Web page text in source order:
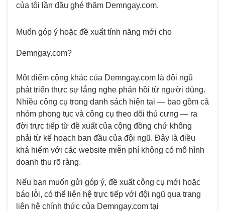
của tôi lần đầu ghé thăm Demngay.com.
Muốn góp ý hoặc đề xuất tính năng mới cho
Demngay.com?
Một điểm cộng khác của Demngay.com là đội ngũ
phát triển thực sự lắng nghe phản hồi từ người dùng.
Nhiều công cụ trong danh sách hiện tại — bao gồm cả
nhóm phong tục và công cụ theo dõi thú cưng — ra
đời trực tiếp từ đề xuất của cộng đồng chứ không
phải từ kế hoạch ban đầu của đội ngũ. Đây là điều
khá hiếm với các website miễn phí không có mô hình
doanh thu rõ ràng.
Nếu bạn muốn gửi góp ý, đề xuất công cụ mới hoặc
báo lỗi, có thể liên hệ trực tiếp với đội ngũ qua trang
liên hệ chính thức của Demngay.com tại